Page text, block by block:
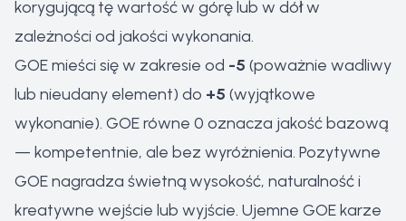
korygującą tę wartość w górę lub w dół w
zależności od jakości wykonania.
GOE mieści się w zakresie od -5 (poważnie wadliwy
lub nieudany element) do +5 (wyjątkowe
wykonanie). GOE równe 0 oznacza jakość bazową
— kompetentnie, ale bez wyróżnienia. Pozytywne
GOE nagradza świetną wysokość, naturalność i
kreatywne wejście lub wyjście. Ujemne GOE karze